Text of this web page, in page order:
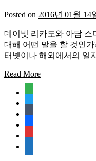
Posted on 2016년 01월 14
데이빗 리카도와 아담 스
대해 어떤 말을 할 것인
터넷이나 해외에서의 일
Read More
document